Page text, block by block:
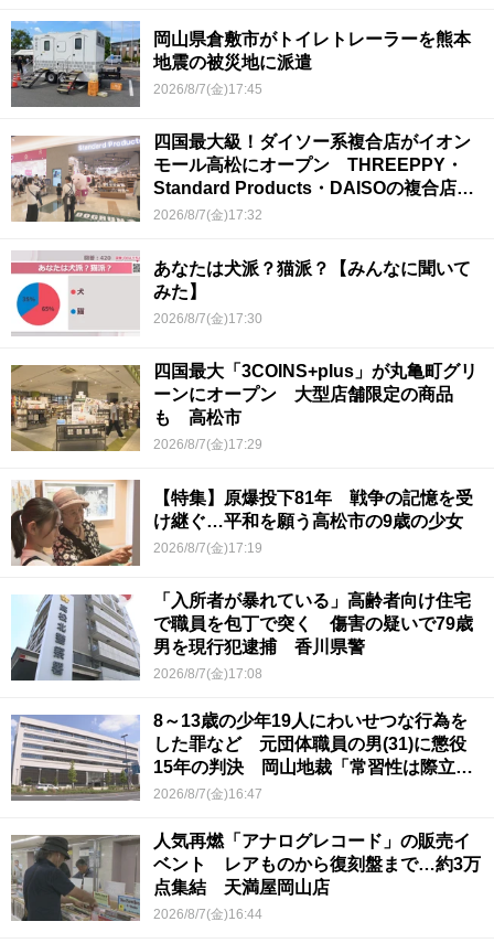
岡山県倉敷市がトイレトレーラーを熊本
地震の被災地に派遣
2026/8/7(金)17:45
四国最大級！ダイソー系複合店がイオン
モール高松にオープン THREEPPY・
Standard Products・DAISOの複合店は
香川県初
2026/8/7(金)17:32
あなたは犬派？猫派？【みんなに聞いて
みた】
2026/8/7(金)17:30
四国最大「3COINS+plus」が丸亀町グリ
ーンにオープン 大型店舗限定の商品
も 高松市
2026/8/7(金)17:29
【特集】原爆投下81年 戦争の記憶を受
け継ぐ…平和を願う高松市の9歳の少女
2026/8/7(金)17:19
「入所者が暴れている」高齢者向け住宅
で職員を包丁で突く 傷害の疑いで79歳
男を現行犯逮捕 香川県警
2026/8/7(金)17:08
8～13歳の少年19人にわいせつな行為を
した罪など 元団体職員の男(31)に懲役
15年の判決 岡山地裁「常習性は際立っ
ていて被害結果も非常に重い」
2026/8/7(金)16:47
人気再燃「アナログレコード」の販売イ
ベント レアものから復刻盤まで…約3万
点集結 天満屋岡山店
2026/8/7(金)16:44